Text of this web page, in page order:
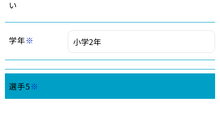
い
学年※
選手5※